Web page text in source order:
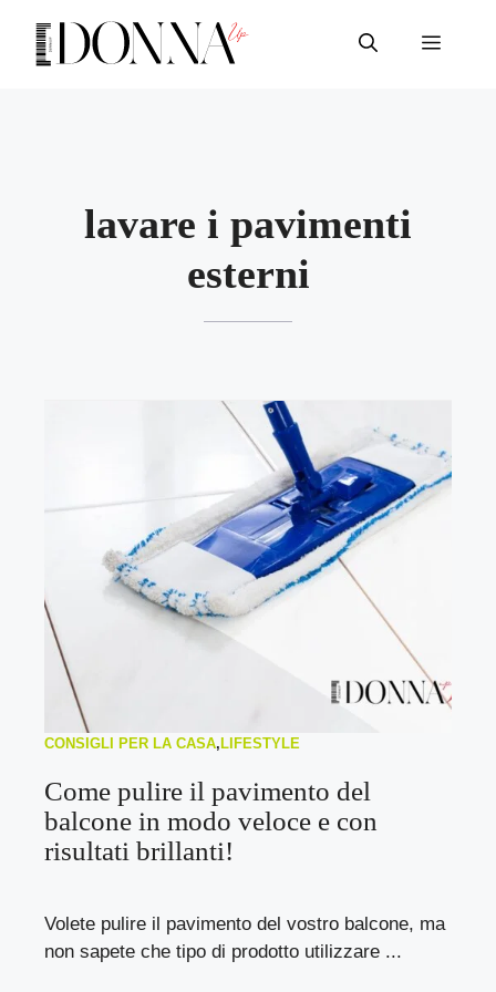
contenuto
Menu
lavare i pavimenti
esterni
CONSIGLI PER LA CASA, LIFESTYLE
Come pulire il pavimento del
balcone in modo veloce e con
risultati brillanti!
Volete pulire il pavimento del vostro balcone, ma
non sapete che tipo di prodotto utilizzare ...